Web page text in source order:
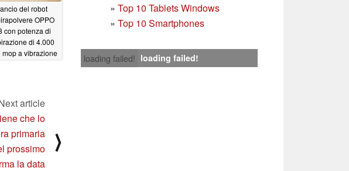
» Top 10 Tablets Windows
» Top 10 Smartphones
loading failed! loading failed!
del robot
OPPO
con potenza di
di 4.000
mop a vibrazione
article
che lo
primaria
prossimo
la data
⟩